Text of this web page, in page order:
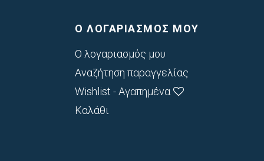
Ο ΛΟΓΑΡΙΑΣΜΟΣ ΜΟΥ
Ο λογαριασμός μου
Αναζήτηση παραγγελίας
Wishlist - Αγαπημένα
Καλάθι